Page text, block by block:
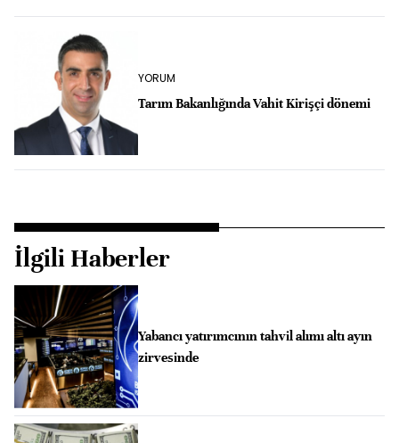
YORUM
Tarım Bakanlığında Vahit Kirişçi dönemi
İlgili Haberler
Yabancı yatırımcının tahvil alımı altı ayın
zirvesinde